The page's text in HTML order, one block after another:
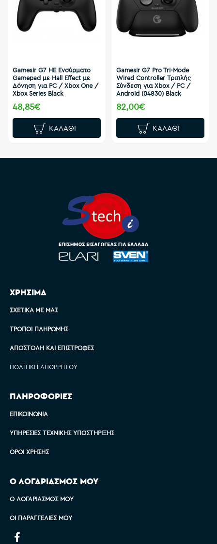
Gamesir G7 HE Ενσύρματο
Gamepad με Hall Effect με
Δόνηση για PC / Xbox One /
Xbox Series Black
48,85€
ΚΑΛΆΘΙ
Gamesir G7 Pro Tri-Mode
Wired Controller Τριπλής
Σύνδεση για Xbox / PC /
Android (04830) Black
82,00€
ΚΑΛΆΘΙ
ΧΡΗΣΙΜΑ
ΣΧΕΤΙΚΆ ΜΕ ΜΑΣ
ΤΡΌΠΟΙ ΠΛΗΡΩΜΉΣ
ΑΠΟΣΤΟΛΉ ΚΑΙ ΕΠΙΣΤΡΟΦΈΣ
ΠΟΛΙΤΙΚΉ ΑΠΟΡΡΉΤΟΥ
ΠΛΗΡΟΦΟΡΙΕΣ
ΕΠΙΚΟΙΝΩΝΊΑ
ΥΠΗΡΕΣΊΕΣ ΤΕΧΝΙΚΉΣ ΥΠΟΣΤΉΡΙΞΗΣ
ΌΡΟΙ ΧΡΉΣΗΣ
Ο ΛΟΓΑΡΙΑΣΜΟΣ ΜΟΥ
Ο ΛΟΓΑΡΙΑΣΜΌΣ ΜΟΥ
ΟΙ ΠΑΡΑΓΓΕΛΊΕΣ ΜΟΥ